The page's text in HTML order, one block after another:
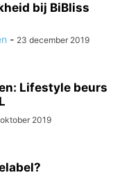
bij BiBliss
- 23 december 2019
Lifestyle beurs
2019